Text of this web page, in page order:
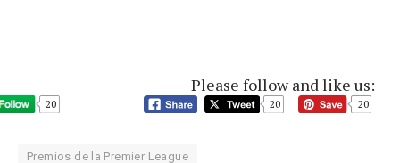
Please follow and like us:
20 20 20
Premios de la Premier League